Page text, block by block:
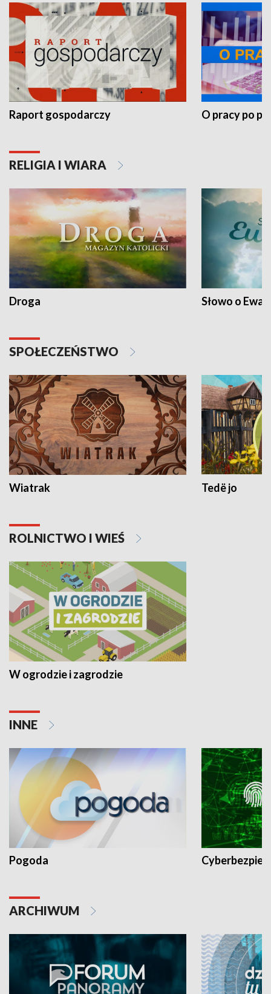
Raport gospodarczy O pracy po
RELIGIA I WIARA
Droga Słowo o
SPOŁECZEŃSTWO
Wiatrak Tedë jo
ROLNICTWO I WIEŚ
W ogrodzie i zagrodzie
INNE
Pogoda
ARCHIWUM